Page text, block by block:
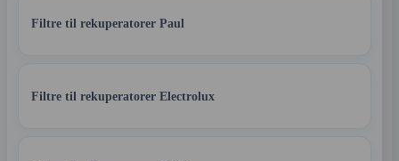
Filtre til rekuperatorer Paul
Filtre til rekuperatorer Electrolux